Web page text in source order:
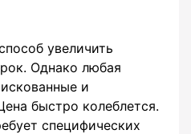
увеличить
Однако любая
и
быстро колеблется.
специфических